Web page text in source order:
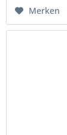
Merken